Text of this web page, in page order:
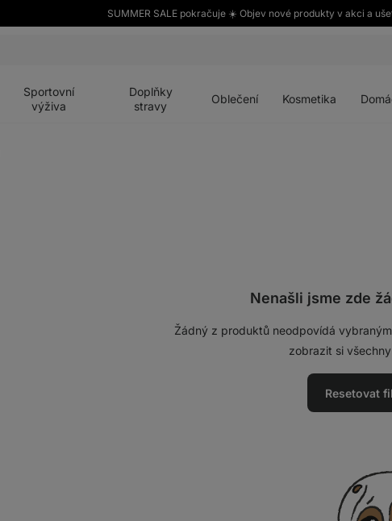
SUMMER SALE pokračuje ☀️ Objev nové produkty v akci a
Sportovní
výživa
Doplňky
stravy
Oblečení Kosmetika
Nenašli jsme zde
Žádný z produktů neodpovídá
zobrazit si
Resetovat